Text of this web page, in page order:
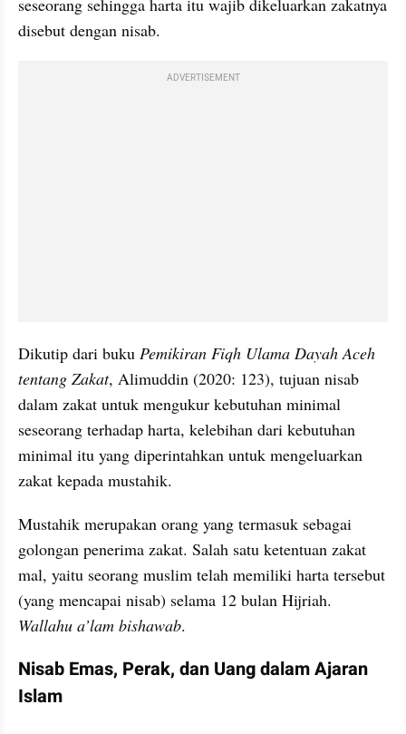
seseorang sehingga harta itu wajib dikeluarkan zakatnya
disebut dengan nisab.
ADVERTISEMENT
Dikutip dari buku Pemikiran Fiqh Ulama Dayah Aceh
tentang Zakat, Alimuddin (2020: 123), tujuan nisab
dalam zakat untuk mengukur kebutuhan minimal
seseorang terhadap harta, kelebihan dari kebutuhan
minimal itu yang diperintahkan untuk mengeluarkan
zakat kepada mustahik.
Mustahik merupakan orang yang termasuk sebagai
golongan penerima zakat. Salah satu ketentuan zakat
mal, yaitu seorang muslim telah memiliki harta tersebut
Wallahu a’lam bishawab.
Nisab Emas, Perak, dan Uang dalam Ajaran
Islam